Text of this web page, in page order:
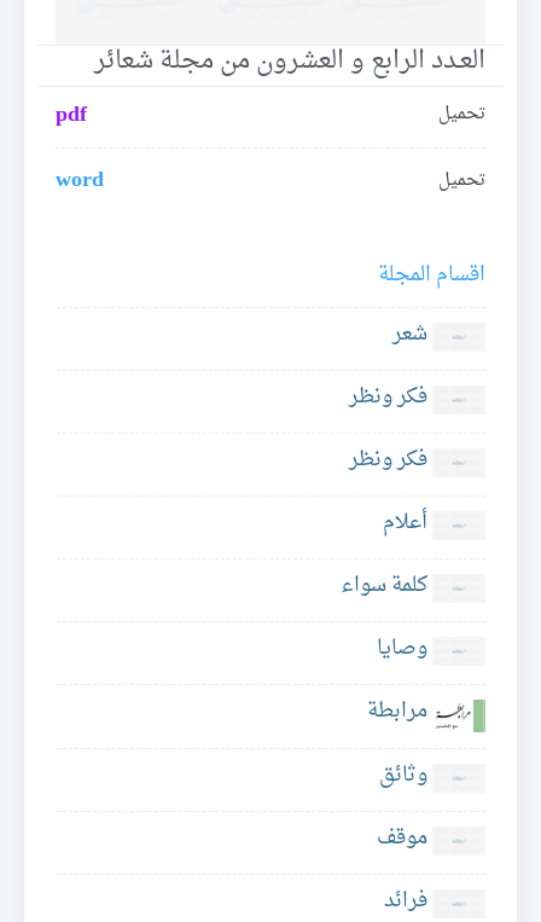
العـدد الرابع و العشرون من مجلة شعائر
تحميل pdf
تحميل word
اقسام المجلة
شعر
فكر ونظر
فكر ونظر
أعلام
كلمة سواء
وصايا
مرابطة
وثائق
موقف
فرائد